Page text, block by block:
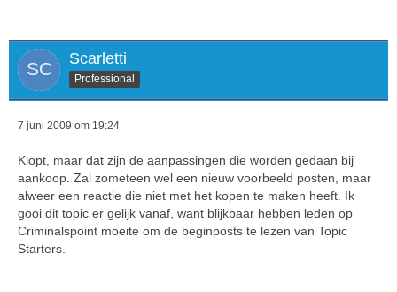
Scarletti
Professional
7 juni 2009 om 19:24
Klopt, maar dat zijn de aanpassingen die worden gedaan bij
aankoop. Zal zometeen wel een nieuw voorbeeld posten, maar
alweer een reactie die niet met het kopen te maken heeft. Ik
gooi dit topic er gelijk vanaf, want blijkbaar hebben leden op
Criminalspoint moeite om de beginposts te lezen van Topic
Starters.